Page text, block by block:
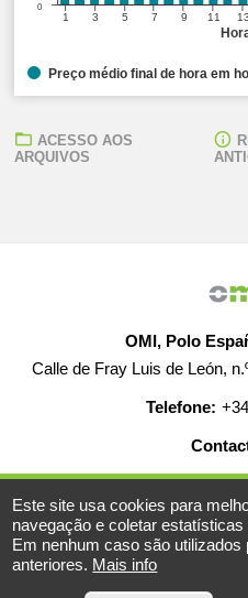
1 3 5 7 9 11 13
0
Preço médio final de hora em
ACESSO AOS
ARQUIVOS
OMI, Polo
Calle de Fray Luis de León,
Telefone:
© 2019-2026 - Todos
AJUDA EMPREGO
Este site usa cookies para
navegação e coletar
Em nenhum caso são utilizados
anteriores. Mais info